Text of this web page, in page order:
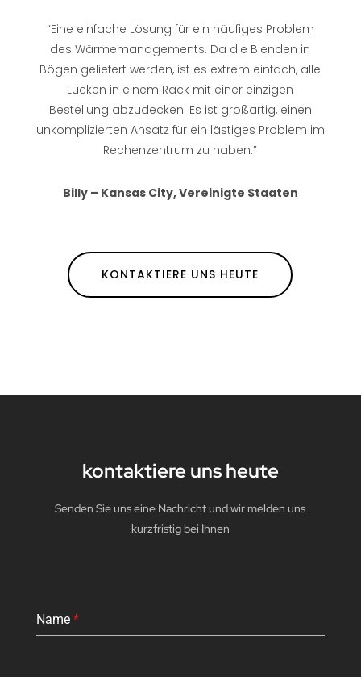
“Eine einfache Lösung für ein häufiges Problem
des Wärmemanagements. Da die Blenden in
Bögen geliefert werden, ist es extrem einfach, alle
Lücken in einem Rack mit einer einzigen
Bestellung abzudecken. Es ist großartig, einen
unkomplizierten Ansatz für ein lästiges Problem im
Rechenzentrum zu haben.”
Billy – Kansas City, Vereinigte Staaten
KONTAKTIERE UNS HEUTE
kontaktiere uns heute
Senden Sie uns eine Nachricht und wir melden uns
kurzfristig bei Ihnen
Name *